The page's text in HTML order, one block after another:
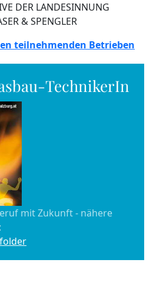
DER LANDESINNUNG
& SPENGLER
teilnehmenden Betrieben
TechnikerIn
mit Zukunft - nähere